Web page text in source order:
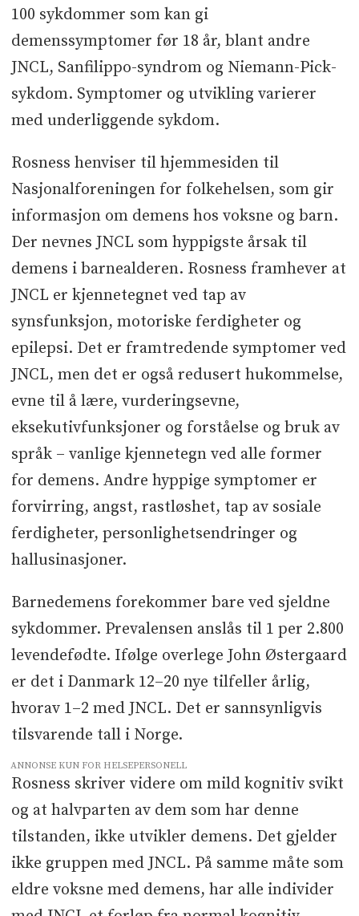
100 sykdommer som kan gi
demenssymptomer før 18 år, blant andre
JNCL, Sanfilippo-syndrom og Niemann-Pick-
sykdom. Symptomer og utvikling varierer
med underliggende sykdom.
Rosness henviser til hjemmesiden til
Nasjonalforeningen for folkehelsen, som gir
informasjon om demens hos voksne og barn.
Der nevnes JNCL som hyppigste årsak til
demens i barnealderen. Rosness framhever at
JNCL er kjennetegnet ved tap av
synsfunksjon, motoriske ferdigheter og
epilepsi. Det er framtredende symptomer ved
JNCL, men det er også redusert hukommelse,
evne til å lære, vurderingsevne,
eksekutivfunksjoner og forståelse og bruk av
språk – vanlige kjennetegn ved alle former
for demens. Andre hyppige symptomer er
forvirring, angst, rastløshet, tap av sosiale
ferdigheter, personlighetsendringer og
hallusinasjoner.
Barnedemens forekommer bare ved sjeldne
sykdommer. Prevalensen anslås til 1 per 2.800
levendefødte. Ifølge overlege John Østergaard
er det i Danmark 12–20 nye tilfeller årlig,
hvorav 1–2 med JNCL. Det er sannsynligvis
tilsvarende tall i Norge.
ANNONSE KUN FOR HELSEPERSONELL
Rosness skriver videre om mild kognitiv svikt
og at halvparten av dem som har denne
tilstanden, ikke utvikler demens. Det gjelder
ikke gruppen med JNCL. På samme måte som
eldre voksne med demens, har alle individer